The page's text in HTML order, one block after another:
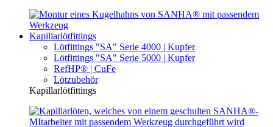
Kapillarlötfittings
Lötfittings "SA" Serie 4000 | Kupfer
Lötfittings "SA" Serie 5000 | Kupfer
RefHP® | CuFe
Lötzubehör
Kapillarlötfittings